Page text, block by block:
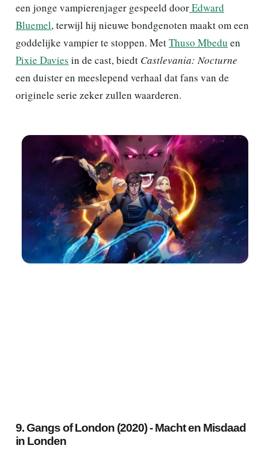
een jonge vampierenjager gespeeld doorEdward
Bluemel, terwijl hij nieuwe bondgenoten maakt om een
goddelijke vampier te stoppen. MetThuso Mbedu en
Pixie Davies in de cast, biedt Castlevania: Nocturne
een duister en meeslepend verhaal dat fans van de
originele serie zeker zullen waarderen.
9. Gangs of London (2020) - Macht en Misdaad
in Londen